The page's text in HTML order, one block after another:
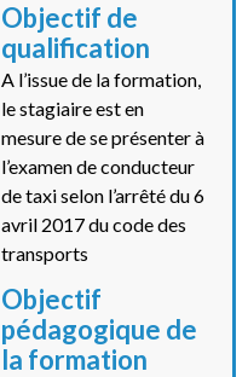
Objectif de
qualification
A l’issue de la formation,
le stagiaire est en
mesure de se présenter à
l’examen de conducteur
de taxi selon l’arrêté du 6
avril 2017 du code des
transports
Objectif
pédagogique de
la formation